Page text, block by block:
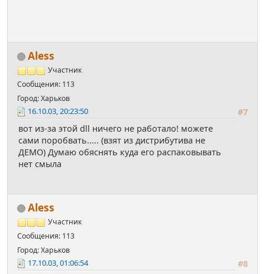
Aless
Участник
Сообщения: 113
Город: Харьков
#7
16.10.03, 20:23:50
вот из-за этой dll ничего не работало! можете
сами поробвать..... (взят из дистрибутива не
ДЕМО) Думаю обяснять куда его распаковывать
нет смыла
Aless
Участник
Сообщения: 113
Город: Харьков
#8
17.10.03, 01:06:54